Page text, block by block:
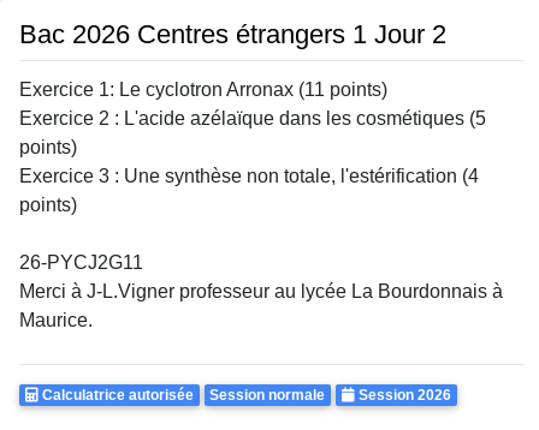
Bac 2026 Centres étrangers 1 Jour 2
Exercice 1: Le cyclotron Arronax (11 points)
Exercice 2 : L'acide azélaïque dans les cosmétiques (5
points)
Exercice 3 : Une synthèse non totale, l'estérification (4
points)
26-PYCJ2G11
Merci à J-L.Vigner professeur au lycée La Bourdonnais à
Maurice.
Calculatrice
Calculatrice autorisée Rattrapages
Session normale Annee
Session 2026